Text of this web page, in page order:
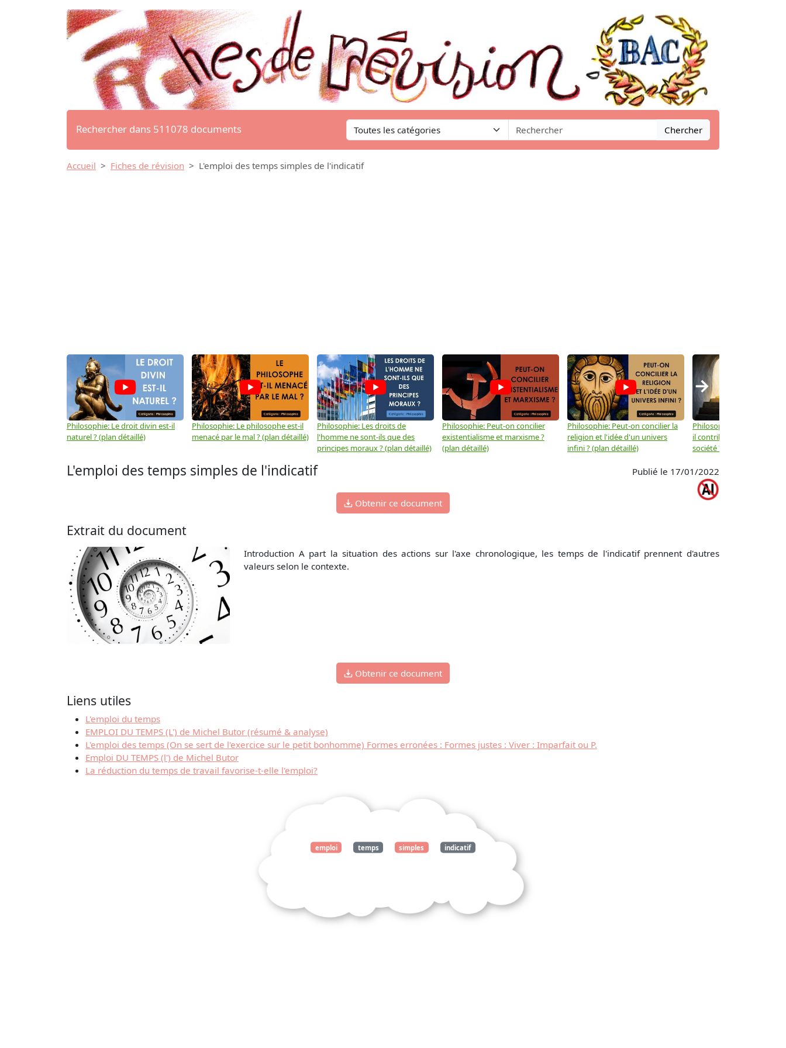
Rechercher dans 511078 documents Chercher
Accueil Fiches de révision L'emploi des temps simples de l'indicatif
Philosophie: Le droit divin est-il
naturel ? (plan détaillé)
Philosophie: Le philosophe est-il
menacé par le mal ? (plan détaillé)
Philosophie: Les droits de
l'homme ne sont-ils que des
principes moraux ? (plan détaillé)
Philosophie: Peut-on concilier
existentialisme et marxisme ?
(plan détaillé)
Philosophie: Peut-on concilier la
religion et l'idée d'un univers
infini ? (plan détaillé)
Philosophie: Le
il contribuer au progrès de
société ? (plan détaillé)
→
L'emploi des temps simples de l'indicatif Publié le 17/01/2022
Obtenir ce document
Extrait du document
Introduction A part la situation des actions sur l'axe chronologique, les temps de l'indicatif prennent d'autres
valeurs selon le contexte.
Obtenir ce document
Liens utiles
L'emploi du temps
EMPLOI DU TEMPS (L') de Michel Butor (résumé & analyse)
L'emploi des temps (On se sert de l'exercice sur le petit bonhomme) Formes erronées : Formes justes : Viver : Imparfait ou P.
Emploi DU TEMPS (l') de Michel Butor
La réduction du temps de travail favorise-t-elle l'emploi?
emploi temps simples indicatif